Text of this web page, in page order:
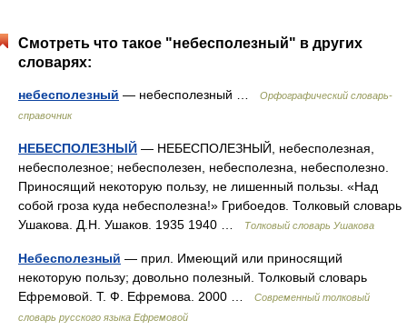
Смотреть что такое "небесполезный" в других
словарях:
небесполезный — небесполезный …
Орфографический словарь-
справочник
НЕБЕСПОЛЕЗНЫЙ — НЕБЕСПОЛЕЗНЫЙ, небесполезная,
небесполезное; небесполезен, небесполезна, небесполезно.
Приносящий некоторую пользу, не лишенный пользы. «Над
собой гроза куда небесполезна!» Грибоедов. Толковый словарь
Ушакова. Д.Н. Ушаков. 1935 1940 …
Толковый словарь Ушакова
Небесполезный — прил. Имеющий или приносящий
некоторую пользу; довольно полезный. Толковый словарь
Ефремовой. Т. Ф. Ефремова. 2000 …
Современный толковый
словарь русского языка Ефремовой